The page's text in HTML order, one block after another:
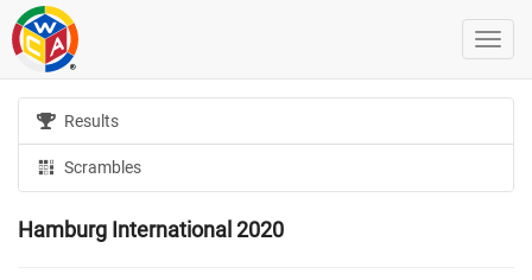
Results
Scrambles
Hamburg International 2020